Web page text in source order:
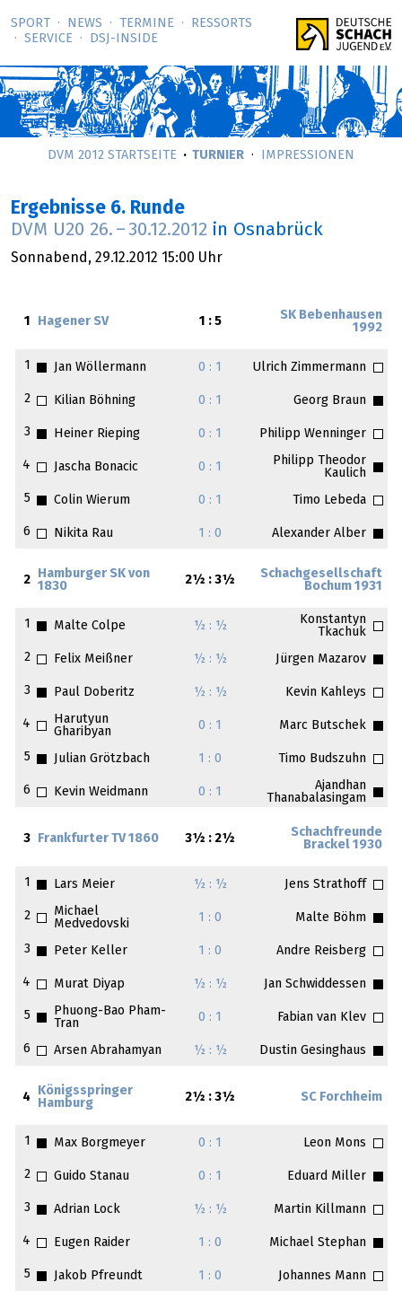
SPORT NEWS TERMINE
RESSORTS
SERVICE
DSJ-­INSIDE
DVM 2012 STARTSEITE TURNIER IMPRESSIONEN
Ergebnisse 6. Runde
DVM U20 26. – 30.12.2012 in Osnabrück
Sonnabend, 29.12.2012 15:00 Uhr
1 Hagener SV 1 : 5
SK Bebenhausen
1992
1 Jan Wöllermann 0 : 1 Ulrich Zimmermann
2 Kilian Böhning 0 : 1 Georg Braun
3 Heiner Rieping 0 : 1 Philipp Wenninger
4 Jascha Bonacic 0 : 1
Philipp Theodor
Kaulich
5
Colin Wierum 0 : 1 Timo Lebeda
6 Nikita Rau 1 : 0 Alexander Alber
2
Hamburger SK von
1830
2½ : 3½
Schachgesellschaft
Bochum 1931
1 Malte Colpe ½ : ½
Konstantyn
Tkachuk
2
Felix Meißner ½ : ½ Jürgen Mazarov
3 Paul Doberitz ½ : ½ Kevin Kahleys
4
Harutyun
Gharibyan
0 : 1 Marc Butschek
5 Julian Grötzbach 1 : 0 Timo Budszuhn
6 Kevin Weidmann 0 : 1
Ajandhan
Thanabalasingam
3 Frankfurter TV 1860 3½ : 2½
Schachfreunde
Brackel 1930
1 Lars Meier ½ : ½ Jens Strathoff
2
Michael
Medvedovski
1 : 0 Malte Böhm
3 Peter Keller 1 : 0 Andre Reisberg
4 Murat Diyap ½ : ½ Jan Schwiddessen
5
Phuong-Bao Pham-
Tran
0 : 1 Fabian van Klev
6 Arsen Abrahamyan ½ : ½ Dustin Gesinghaus
4
Königsspringer
Hamburg
2½ : 3½ SC Forchheim
1 Max Borgmeyer 0 : 1 Leon Mons
2 Guido Stanau 0 : 1 Eduard Miller
3 Adrian Lock ½ : ½ Martin Killmann
4 Eugen Raider 1 : 0 Michael Stephan
5 Jakob Pfreundt 1 : 0 Johannes Mann